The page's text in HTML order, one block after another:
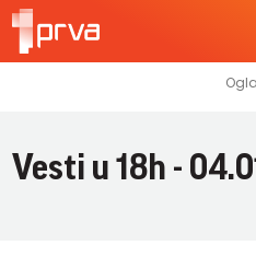
Vesti u 18h -